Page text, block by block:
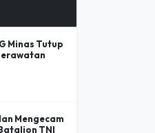
Minas Tutup
Mengecam
TNI